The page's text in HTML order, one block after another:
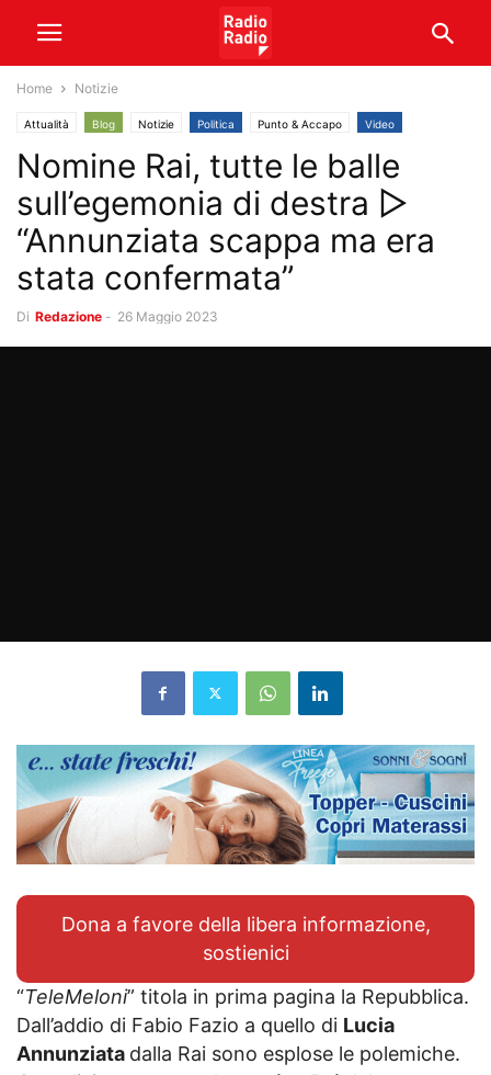
Home Notizie
Attualità Blog Notizie Politica Punto & Accapo Video
Nomine Rai, tutte le balle
sull’egemonia di destra ▷
“Annunziata scappa ma era
stata confermata”
Di Redazione - 26 Maggio 2023
Dona a favore della libera informazione,
sostienici
“TeleMeloni” titola in prima pagina la Repubblica.
Dall’addio di Fabio Fazio a quello di Lucia
Annunziata dalla Rai sono esplose le polemiche.